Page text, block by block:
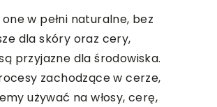
w pełni naturalne, bez
dla skóry oraz cery,
przyjazne dla środowiska.
zachodzące w cerze,
używać na włosy, cerę,